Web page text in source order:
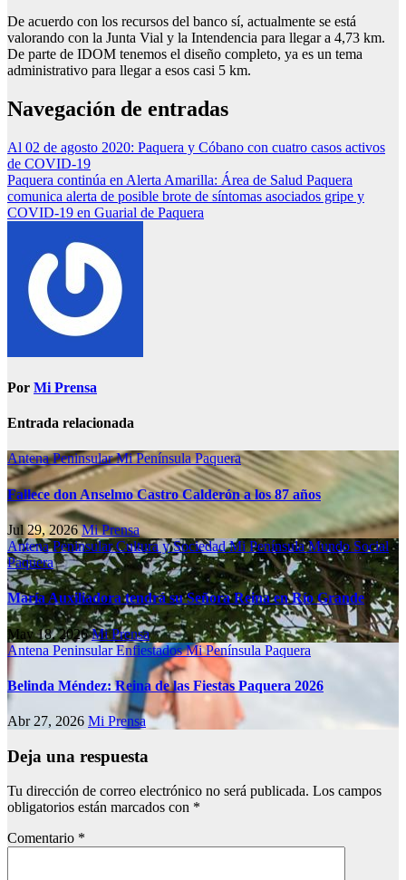
De acuerdo con los recursos del banco sí, actualmente se está
valorando con la Junta Vial y la Intendencia para llegar a 4,73 km.
De parte de IDOM tenemos el diseño completo, ya es un tema
administrativo para llegar a esos casi 5 km.
Navegación de entradas
Al 02 de agosto 2020: Paquera y Cóbano con cuatro casos activos
de COVID-19
Paquera continúa en Alerta Amarilla: Área de Salud Paquera
comunica alerta de posible brote de síntomas asociados gripe y
COVID-19 en Guarial de Paquera
Por Mi Prensa
Entrada relacionada
Antena PeninsularMi PenínsulaPaquera
Fallece don Anselmo Castro Calderón a los 87 años
Jul 29, 2026Mi Prensa
Antena PeninsularCultura y SociedadMi PenínsulaMundo Social
Paquera
María Auxiliadora tendrá su Señora Reina en Río Grande
May 18, 2026Mi Prensa
Antena PeninsularEnfiestadosMi Península Paquera
Belinda Méndez: Reina de las Fiestas Paquera 2026
Abr 27, 2026 Mi Prensa
Deja una respuesta
Tu dirección de correo electrónico no será publicada. Los campos
obligatorios están marcados con *
Comentario *